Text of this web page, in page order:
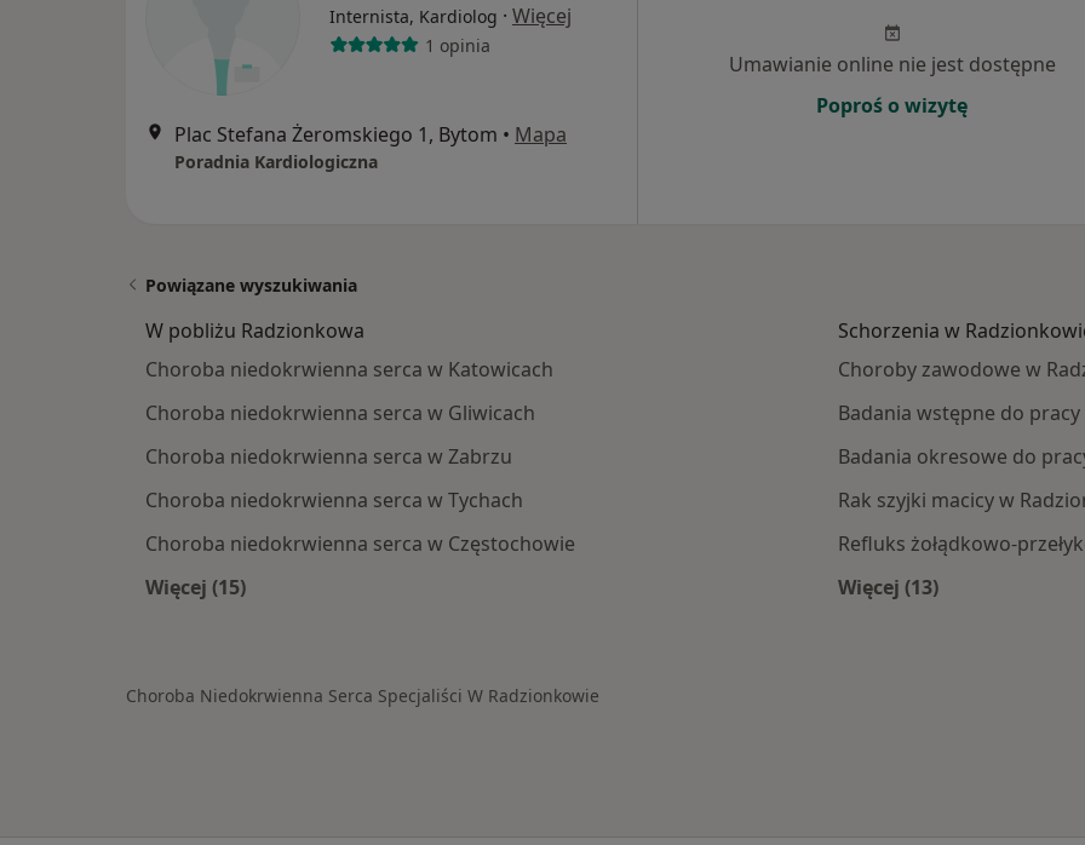
Internista, Kardiolog · Więcej
1 opinia
Plac Stefana Żeromskiego 1, Bytom • Mapa
Poradnia Kardiologiczna
Umawianie online nie jest dostępne
Poproś o wizytę
Powiązane wyszukiwania
W pobliżu Radzionkowa
Choroba niedokrwienna serca w Katowicach
Choroba niedokrwienna serca w Gliwicach
Choroba niedokrwienna serca w Zabrzu
Choroba niedokrwienna serca w Tychach
Choroba niedokrwienna serca w Częstochowie
Więcej (15)
Schorzenia w
Choroby zawodowe w
Badania wstępne do
Badania okresowe do
Rak szyjki macicy w
Refluks żołądkowo-
Więcej (13)
Choroba Niedokrwienna Serca Specjaliści W Radzionkowie